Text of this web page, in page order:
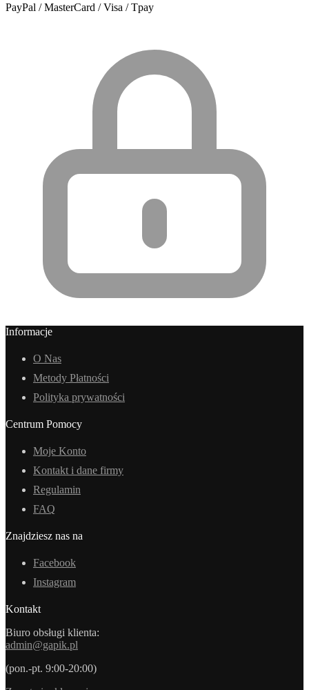
PayPal / MasterCard / Visa / Tpay
Informacje
O Nas
Metody Płatności
Polityka prywatności
Centrum Pomocy
Moje Konto
Kontakt i dane firmy
Regulamin
FAQ
Znajdziesz nas na
Facebook
Instagram
Kontakt
Biuro obsługi klienta:
admin@gapik.pl
(pon.-pt. 9:00-20:00)